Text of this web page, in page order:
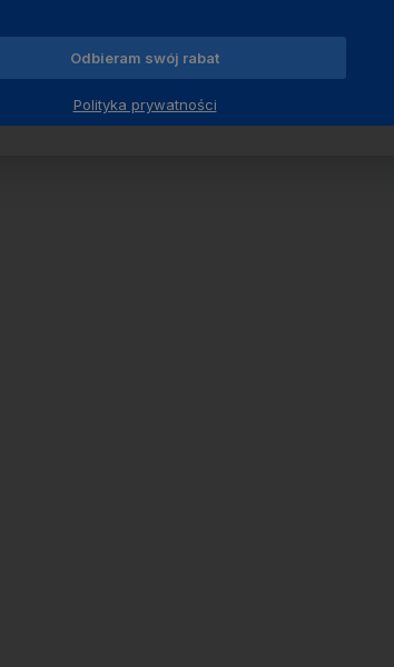
postawić jak również powiesić w pionie lub
Odbieram swój rabat
Polityka prywatności